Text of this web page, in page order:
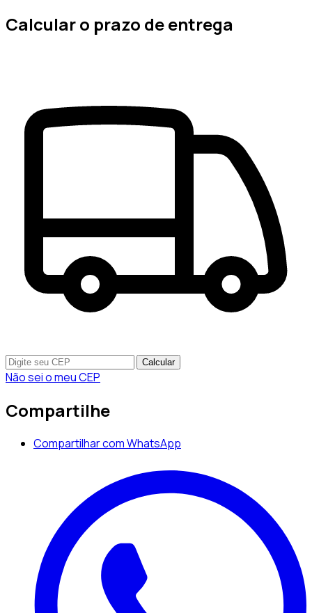
Calcular o prazo de entrega
Calcular
Não sei o meu CEP
Compartilhe
Compartilhar com WhatsApp